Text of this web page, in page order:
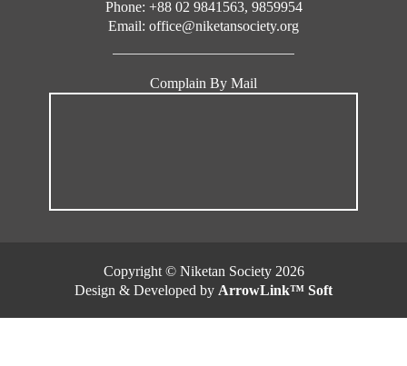
Phone: +88 02 9841563, 9859954
Email: office@niketansociety.org
Complain By Mail
Copyright © Niketan Society 2026
Design & Developed by ArrowLink™ Soft